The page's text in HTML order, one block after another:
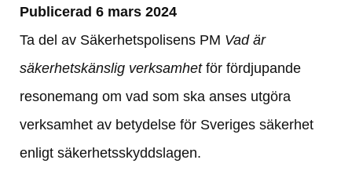
Publicerad 6 mars 2024
Ta del av Säkerhetspolisens PM Vad är
säkerhetskänslig verksamhet för fördjupande
resonemang om vad som ska anses utgöra
verksamhet av betydelse för Sveriges säkerhet
enligt säkerhetsskyddslagen.